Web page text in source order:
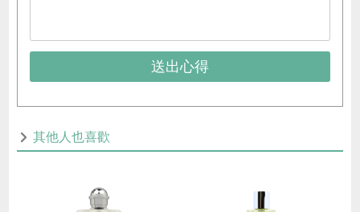
送出心得
其他人也喜歡